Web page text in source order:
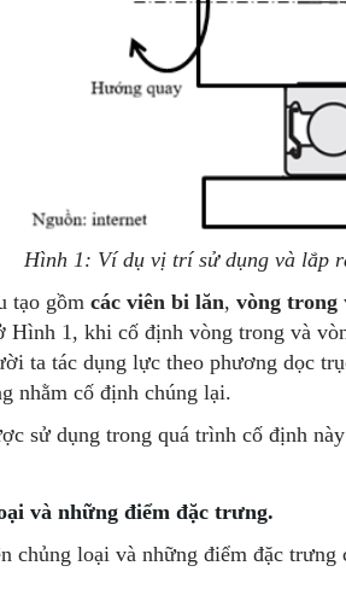
Hình 1: Ví dụ vị trí sử dụng và lắp
tạo gồm các viên bi lăn, vòng trong
Hình 1, khi cố định vòng trong và
ta tác dụng lực theo phương dọc
nhằm cố định chúng lại.
sử dụng trong quá trình cố định
và những điểm đặc trưng.
chủng loại và những điểm đặc